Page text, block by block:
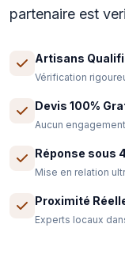
partenaire est
Artisans
Vérification
Devis 100%
Aucun
Réponse sous
Mise en relation
Proximité
Experts locaux